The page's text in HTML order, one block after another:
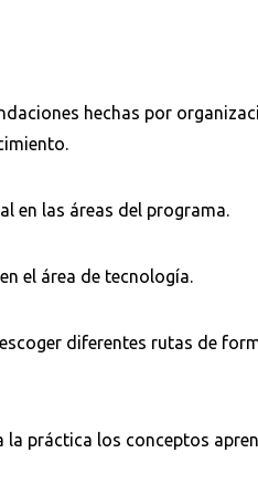
hechas por
en las áreas del programa.
el área de tecnología.
diferentes rutas de
práctica los conceptos